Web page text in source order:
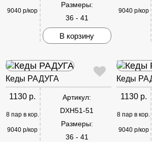
9040 р/кор
Размеры:
36 - 41
В корзину
9040 р/кор
Кеды РАДУГА
1130 р.
8 пар в кор.
9040 р/кор
Артикул:
DXH51-51
Размеры:
36 - 41
Кеды
1130 р.
8 пар в кор.
9040 р/кор